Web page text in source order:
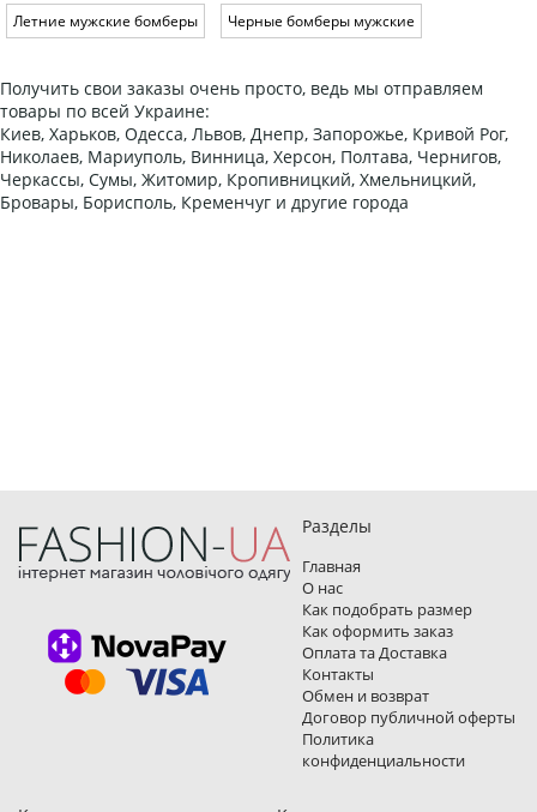
Летние мужские бомберы Черные бомберы мужские
Получить свои заказы очень просто, ведь мы отправляем
товары по всей Украине:
Киев, Харьков, Одесса, Львов, Днепр, Запорожье, Кривой Рог,
Николаев, Мариуполь, Винница, Херсон, Полтава, Чернигов,
Черкассы, Сумы, Житомир, Кропивницкий, Хмельницкий,
Бровары, Борисполь, Кременчуг и другие города
Разделы
Главная
О нас
Как подобрать размер
Как оформить заказ
Оплата та Доставка
Контакты
Обмен и возврат
Договор публичной оферты
Политика
конфиденциальности